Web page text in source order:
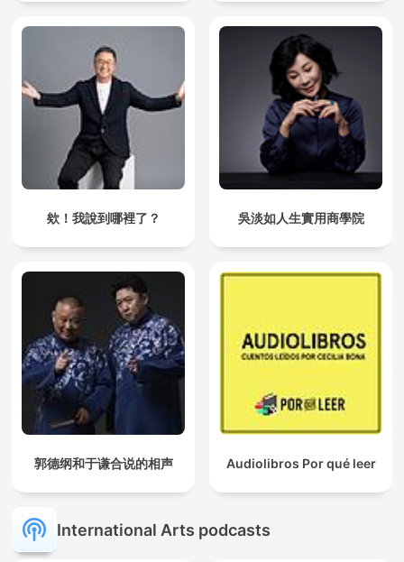
欸！我說到哪裡了？ 吳淡如人生實用商學院
郭德纲和于谦合说的相声 Audiolibros Por qué leer
International Arts podcasts